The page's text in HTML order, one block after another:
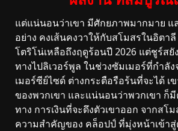
แต่แน่นอนว่าเขา มีศักยภาพมากมาย แ
อย่าง คงเส้นคงวาให้กับสโมสรในอิตา
โตริโน่เหลือถึงฤดูร้อนปี 2026 แต่ชูร์สยั
ทางไปลิเวอร์พูล ในช่วงซัมเมอร์ที่กำลั
เมอร์ซีย์ไซด์ ต่างกระตือรือร้นที่จะได้ เ
ของพวกเขา และแน่นอนว่าพวกเขา ก็
ทาง การเงินที่จะดึงตัวเขาออก จากสโ
ความสำคัญของ คล็อปป์ ที่มุ่งหน้าเข้า